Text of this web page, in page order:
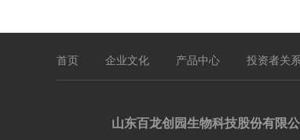
首页 企业文化 产品中心 投资者关系
山东百龙创园生物科技股份有限公